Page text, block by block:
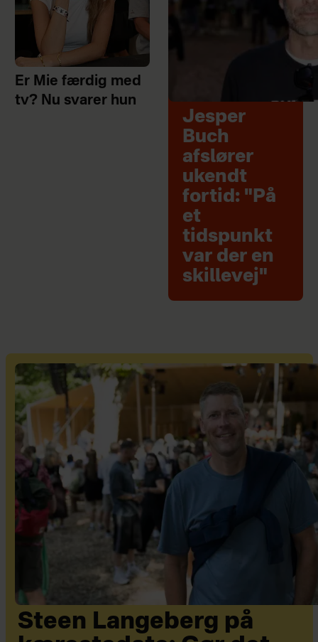
Er Mie færdig med
tv? Nu svarer hun
Jesper
Buch
afslører
ukendt
fortid: "På
et
tidspunkt
var der en
skillevej"
Steen Langeberg på